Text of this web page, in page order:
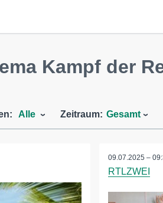
Kampf der
Alle Zeitraum: Gesamt
09.07.2025 –
RTLZWEI